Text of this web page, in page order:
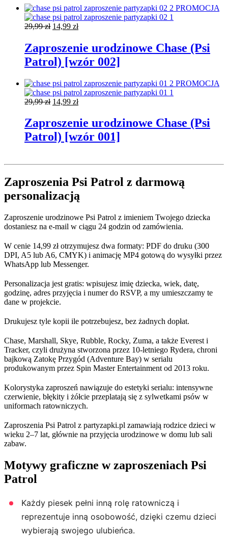
PROMOCJA
29,99zł Pierwotna
wynosiła:
29,99 zł.
14,99 złAktualna
wynosi:
14,99 zł.
Zaproszenie urodzinowe Chase (Psi
Patrol) [wzór 002]
PROMOCJA
29,99zł Pierwotna
wynosiła:
29,99 zł.
14,99 złAktualna
wynosi:
14,99 zł.
Zaproszenie urodzinowe Chase (Psi
Patrol) [wzór 001]
Zaproszenia Psi Patrol z darmową
personalizacją
Zaproszenie urodzinowe Psi Patrol z imieniem Twojego dziecka
dostaniesz na e-mail w ciągu 24 godzin od zamówienia.
W cenie 14,99 zł otrzymujesz dwa formaty: PDF do druku (300
DPI, A5 lub A6, CMYK) i animację MP4 gotową do wysyłki przez
WhatsApp lub Messenger.
Personalizacja jest gratis: wpisujesz imię dziecka, wiek, datę,
godzinę, adres przyjęcia i numer do RSVP, a my umieszczamy te
dane w projekcie.
Drukujesz tyle kopii ile potrzebujesz, bez żadnych dopłat.
Chase, Marshall, Skye, Rubble, Rocky, Zuma, a także Everest i
Tracker, czyli drużyna stworzona przez 10-letniego Rydera, chroni
bajkową Zatokę Przygód (Adventure Bay) w serialu
produkowanym przez Spin Master Entertainment od 2013 roku.
Kolorystyka zaproszeń nawiązuje do estetyki serialu: intensywne
czerwienie, błękity i żółcie przeplatają się z sylwetkami psów w
uniformach ratowniczych.
Zaproszenia Psi Patrol z partyzapki.pl zamawiają rodzice dzieci w
wieku 2–7 lat, głównie na przyjęcia urodzinowe w domu lub sali
zabaw.
Motywy graficzne w zaproszeniach Psi
Patrol
Każdy piesek pełni inną rolę ratowniczą i
reprezentuje inną osobowość, dzięki czemu dzieci
wybierają swojego ulubieńca.